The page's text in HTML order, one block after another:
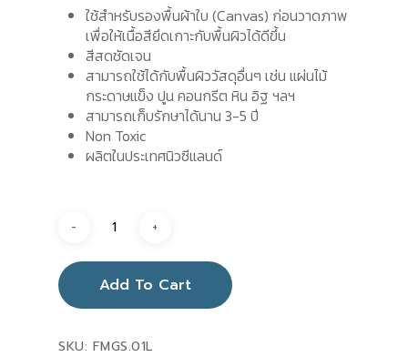
ใช้สำหรับรองพื้นผ้าใบ (Canvas) ก่อนวาดภาพ
เพื่อให้เนื้อสียึดเกาะกับพื้นผิวได้ดีขึ้น
สีสดชัดเจน
สามารถใช้ได้กับพื้นผิววัสดุอื่นๆ เช่น แผ่นไม้
กระดาษแข็ง ปูน คอนกรีต หิน อิฐ ฯลฯ
สามารถเก็บรักษาได้นาน 3-5 ปี
Non Toxic
ผลิตในประเทศนิวซีแลนด์
Add To Cart
SKU: FMGS.01L